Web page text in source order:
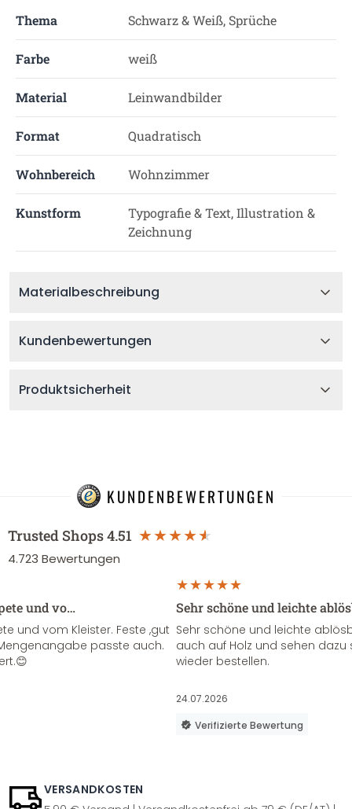
Thema Schwarz & Weiß, Sprüche
Farbe weiß
Material Leinwandbilder
Format Quadratisch
Wohnbereich Wohnzimmer
Kunstform
Typografie & Text, Illustration &
Zeichnung
Materialbeschreibung
Kundenbewertungen
Produktsicherheit
KUNDENBEWERTUNGEN
Trusted Shops4.51
4.723 Bewertungen
und vo…
und vom Kleister. Feste ,gut
passte auch.
Sehr schöne und leichte
Sehr schöne und leichte
auch auf Holz und sehen
wieder bestellen.
24.07.2026
Verifizierte Bewertung
VERSANDKOSTEN